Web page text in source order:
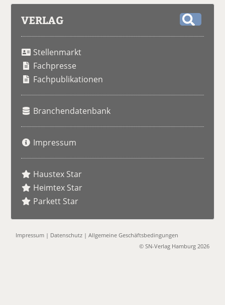
VERLAG
Stellenmarkt
Fachpresse
Fachpublikationen
Branchendatenbank
Impressum
Haustex Star
Heimtex Star
Parkett Star
Impressum | Datenschutz |Allgemeine Geschäftsbedingungen
© SN-Verlag Hamburg 2026